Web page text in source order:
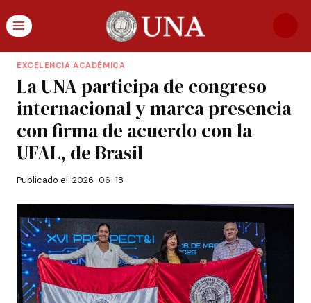
EXCELENCIA ACADÉMICA
La UNA participa de congreso
internacional y marca presencia
con firma de acuerdo con la
UFAL, de Brasil
Publicado el: 2026-06-18